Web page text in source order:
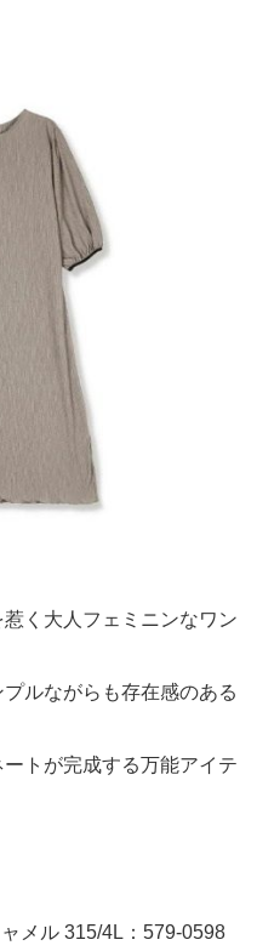
く大人フェミニンなワン
ルながらも存在感のある
トが完成する万能アイテ
メル 315/4L：579-0598